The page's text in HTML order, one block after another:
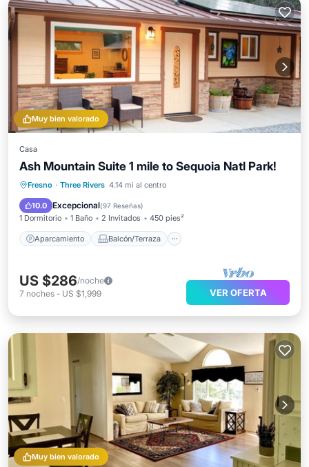
Muy bien valorado
Casa
Ash Mountain Suite 1 mile to Sequoia Natl Park!
Fresno · Three Rivers 4.14 mi al centro
10.0 Excepcional(97 Reseñas)
1 Dormitorio 1 Baño 2 Invitados 450 pies²
Aparcamiento Balcón/Terraza
Aparcamiento
Balcón/Terraza
Cocina
Aire acondicionado
US $286/noche
7 noches - US $1,999 VER OFERTA
Muy bien valorado